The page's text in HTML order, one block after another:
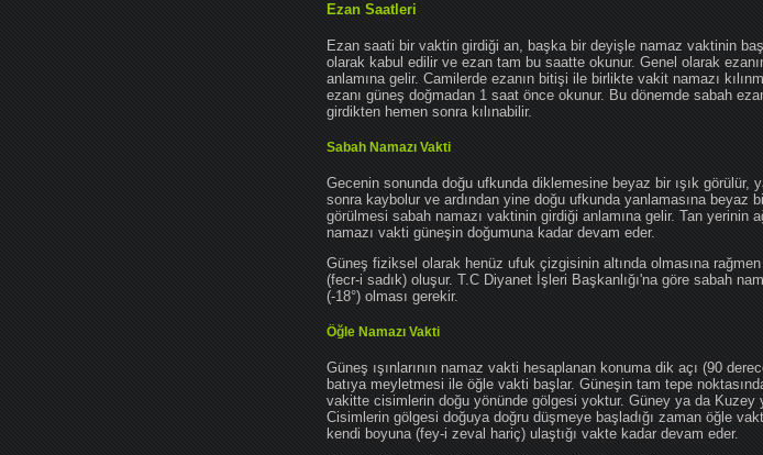
Ezan Saatleri
Ezan saati bir vaktin girdiği an, başka bir deyişle namaz vaktinin
olarak kabul edilir ve ezan tam bu saatte okunur. Genel olarak
anlamına gelir. Camilerde ezanın bitişi ile birlikte vakit namazı
ezanı güneş doğmadan 1 saat önce okunur. Bu dönemde sabah
girdikten hemen sonra kılınabilir.
Sabah Namazı Vakti
Gecenin sonunda doğu ufkunda diklemesine beyaz bir ışık görülür,
sonra kaybolur ve ardından yine doğu ufkunda yanlamasına beyaz
görülmesi sabah namazı vaktinin girdiği anlamına gelir. Tan
namazı vakti güneşin doğumuna kadar devam eder.
Güneş fiziksel olarak henüz ufuk çizgisinin altında olmasına
(fecr-i sadık) oluşur. T.C Diyanet İşleri Başkanlığı'na göre sabah
(-18°) olması gerekir.
Öğle Namazı Vakti
Güneş ışınlarının namaz vakti hesaplanan konuma dik açı (90
batıya meyletmesi ile öğle vakti başlar. Güneşin tam tepe
vakitte cisimlerin doğu yönünde gölgesi yoktur. Güney ya da
Cisimlerin gölgesi doğuya doğru düşmeye başladığı zaman öğle
kendi boyuna (fey-i zeval hariç) ulaştığı vakte kadar devam eder.